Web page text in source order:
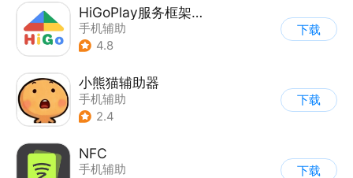
HiGoPlay服务框架安装器
手机辅助
4.8
下载
小熊猫辅助器
手机辅助
2.4
下载
NFC
手机辅助
下载